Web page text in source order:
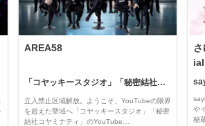
AREA58
「コヤッキースタジオ」「秘密結社コヤミナティ」
立入禁止区域解放。ようこそ、YouTubeの限界
を超えた聖域へ「コヤッキースタジオ」「秘密
結社コヤミナティ」のYouTube…
や
秘